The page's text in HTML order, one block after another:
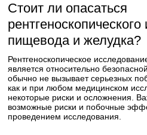
Стоит ли опасаться
пищевода и желудка?
Рентгеноскопическое
является относительно
обычно не вызывает серьезных
как и при любом медицинском
некоторые риски и осложнения.
возможные риски и побочные
проведением исследования.